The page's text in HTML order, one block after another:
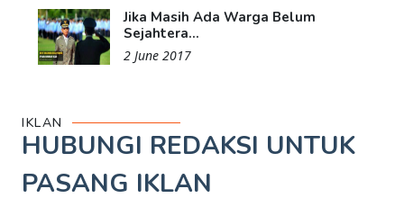
Jika Masih Ada Warga Belum
Sejahtera...
2 June 2017
IKLAN
HUBUNGI REDAKSI UNTUK
PASANG IKLAN